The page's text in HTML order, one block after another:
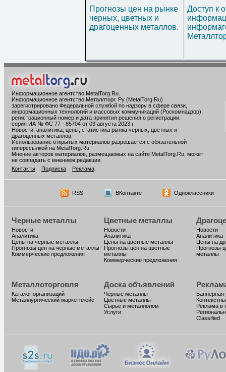
Прогнозы цен на рынке
черных, цветных и
драгоценных металлов.
Доступ к
Информационное агентство MetalTorg.Ru
Информационное агентство Металлторг. Ру (MetalTorg.Ru)
зарегистрировано Федеральной службой по надзору в сфере связи,
информационных технологий и массовых коммуникаций (Роскомнадзор),
регистрационный номер и дата принятия решения о регистрации:
серия ИА № ФС 77 - 85704 от 03 августа 2023 г.
Новости, аналитика, цены, статистика рынка черных, цветных и
драгоценных металлов.
Использование открытых материалов разрешается с обязательной
гиперссылкой на MetalTorg.Ru
Мнение авторов материалов, размещаемых на сайте MetalTorg.Ru, может
не совпадать с мнением редакции.
Контакты
Подписка Реклама
RSS ВКонтакте Одноклассники
Черные металлы
Новости
Аналитика
Цены на черные металлы
Прогнозы цен на черные металлы
Коммерческие предложения
Цветные металлы
Новости
Аналитика
Цены на цветные металлы
Прогнозы цен на цветные
металлы
Коммерческие предложения
Новости
Аналитика
Цены на
Прогнозы
металлы
Металлоторговля
Каталог организаций
Металлургический маркетплейс
Доска объявлений
Черные металлы
Цветные металлы
Сырье и металлолом
Услуги
Баннерная
Реклама в
Classified